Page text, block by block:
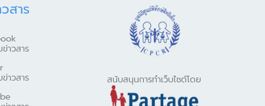
สาร
าวสาร
าวสาร
สนับสนุนการทำเว็บไซต์โดย